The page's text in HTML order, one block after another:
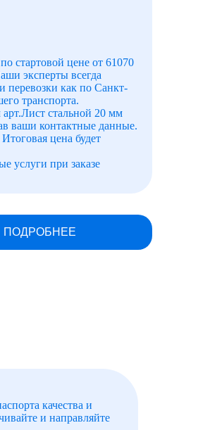
стартовой цене от 61070
эксперты всегда
перевозки как по Санкт-
транспорта.
стальной 20 мм
ваши контактные данные.
цена будет
услуги при заказе
ПОДРОБНЕЕ
качества и
и направляйте